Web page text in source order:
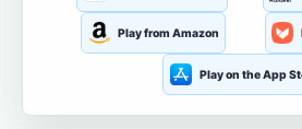
Play from Amazon
Play on the App